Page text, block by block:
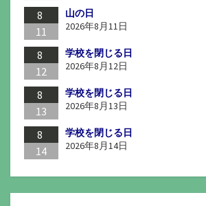
8
11
山の日
2026年8月11日
8
12
学校を閉じる日
2026年8月12日
8
13
学校を閉じる日
2026年8月13日
8
14
学校を閉じる日
2026年8月14日